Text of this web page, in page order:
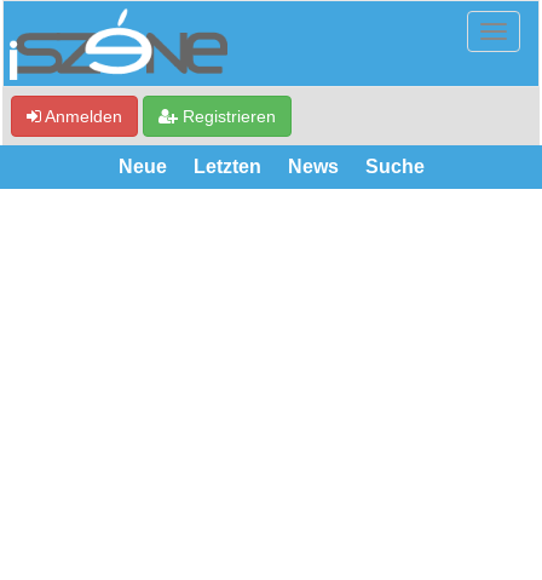
Anmelden Registrieren
Neue Letzten News Suche